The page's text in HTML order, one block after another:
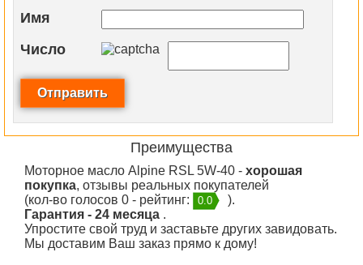
Имя
Число
Преимущества
Моторное масло Alpine RSL 5W-40 - хорошая
покупка, отзывы реальных покупателей
(кол-во голосов 0 - рейтинг:
0.0
).
Гарантия - 24 месяца .
Упростите свой труд и заставьте других завидовать.
Мы доставим Ваш заказ прямо к дому!